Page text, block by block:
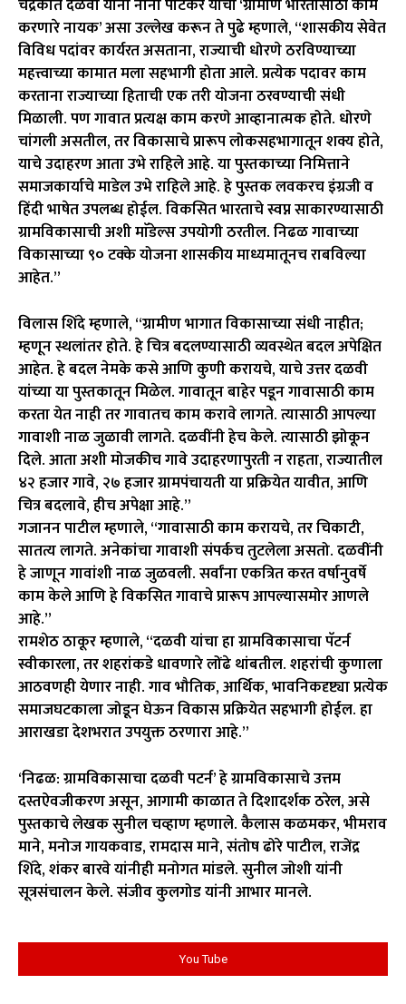
चंद्रकांत दळवी यांनी नाना पाटेकर यांचा ‘ग्रामीण भारतासाठी काम
करणारे नायक’ असा उल्लेख करून ते पुढे म्हणाले, “शासकीय सेवेत
विविध पदांवर कार्यरत असताना, राज्याची धोरणे ठरविण्याच्या
महत्त्वाच्या कामात मला सहभागी होता आले. प्रत्येक पदावर काम
करताना राज्याच्या हिताची एक तरी योजना ठरवण्याची संधी
मिळाली. पण गावात प्रत्यक्ष काम करणे आव्हानात्मक होते. धोरणे
चांगली असतील, तर विकासाचे प्रारूप लोकसहभागातून शक्य होते,
याचे उदाहरण आता उभे राहिले आहे. या पुस्तकाच्या निमित्ताने
समाजकार्याचे माडेल उभे राहिले आहे. हे पुस्तक लवकरच इंग्रजी व
हिंदी भाषेत उपलब्ध होईल. विकसित भारताचे स्वप्न साकारण्यासाठी
ग्रामविकासाची अशी माॅडेल्स उपयोगी ठरतील. निढळ गावाच्या
विकासाच्या ९० टक्के योजना शासकीय माध्यमातूनच राबविल्या
आहेत.”
विलास शिंदे म्हणाले, “ग्रामीण भागात विकासाच्या संधी नाहीत;
म्हणून स्थलांतर होते. हे चित्र बदलण्यासाठी व्यवस्थेत बदल अपेक्षित
आहेत. हे बदल नेमके कसे आणि कुणी करायचे, याचे उत्तर दळवी
यांच्या या पुस्तकातून मिळेल. गावातून बाहेर पडून गावासाठी काम
करता येत नाही तर गावातच काम करावे लागते. त्यासाठी आपल्या
गावाशी नाळ जुळावी लागते. दळवींनी हेच केले. त्यासाठी झोकून
दिले. आता अशी मोजकीच गावे उदाहरणापुरती न राहता, राज्यातील
४२ हजार गावे, २७ हजार ग्रामपंचायती या प्रक्रियेत यावीत, आणि
चित्र बदलावे, हीच अपेक्षा आहे.”
गजानन पाटील म्हणाले, “गावासाठी काम करायचे, तर चिकाटी,
सातत्य लागते. अनेकांचा गावाशी संपर्कच तुटलेला असतो. दळवींनी
हे जाणून गावांशी नाळ जुळवली. सर्वांना एकत्रित करत वर्षानुवर्षे
काम केले आणि हे विकसित गावाचे प्रारूप आपल्यासमोर आणले
आहे.”
रामशेठ ठाकूर म्हणाले, “दळवी यांचा हा ग्रामविकासाचा पॅटर्न
स्वीकारला, तर शहरांकडे धावणारे लोंढे थांबतील. शहरांची कुणाला
आठवणही येणार नाही. गाव भौतिक, आर्थिक, भावनिकदृष्ट्या प्रत्येक
समाजघटकाला जोडून घेऊन विकास प्रक्रियेत सहभागी होईल. हा
आराखडा देशभरात उपयुक्त ठरणारा आहे.”
‘निढळ: ग्रामविकासाचा दळवी पटर्न’ हे ग्रामविकासाचे उत्तम
दस्तऐवजीकरण असून, आगामी काळात ते दिशादर्शक ठरेल, असे
पुस्तकाचे लेखक सुनील चव्हाण म्हणाले. कैलास कळमकर, भीमराव
माने, मनोज गायकवाड, रामदास माने, संतोष ढोरे पाटील, राजेंद्र
शिंदे, शंकर बारवे यांनीही मनोगत मांडले. सुनील जोशी यांनी
सूत्रसंचालन केले. संजीव कुलगोड यांनी आभार मानले.
You Tube